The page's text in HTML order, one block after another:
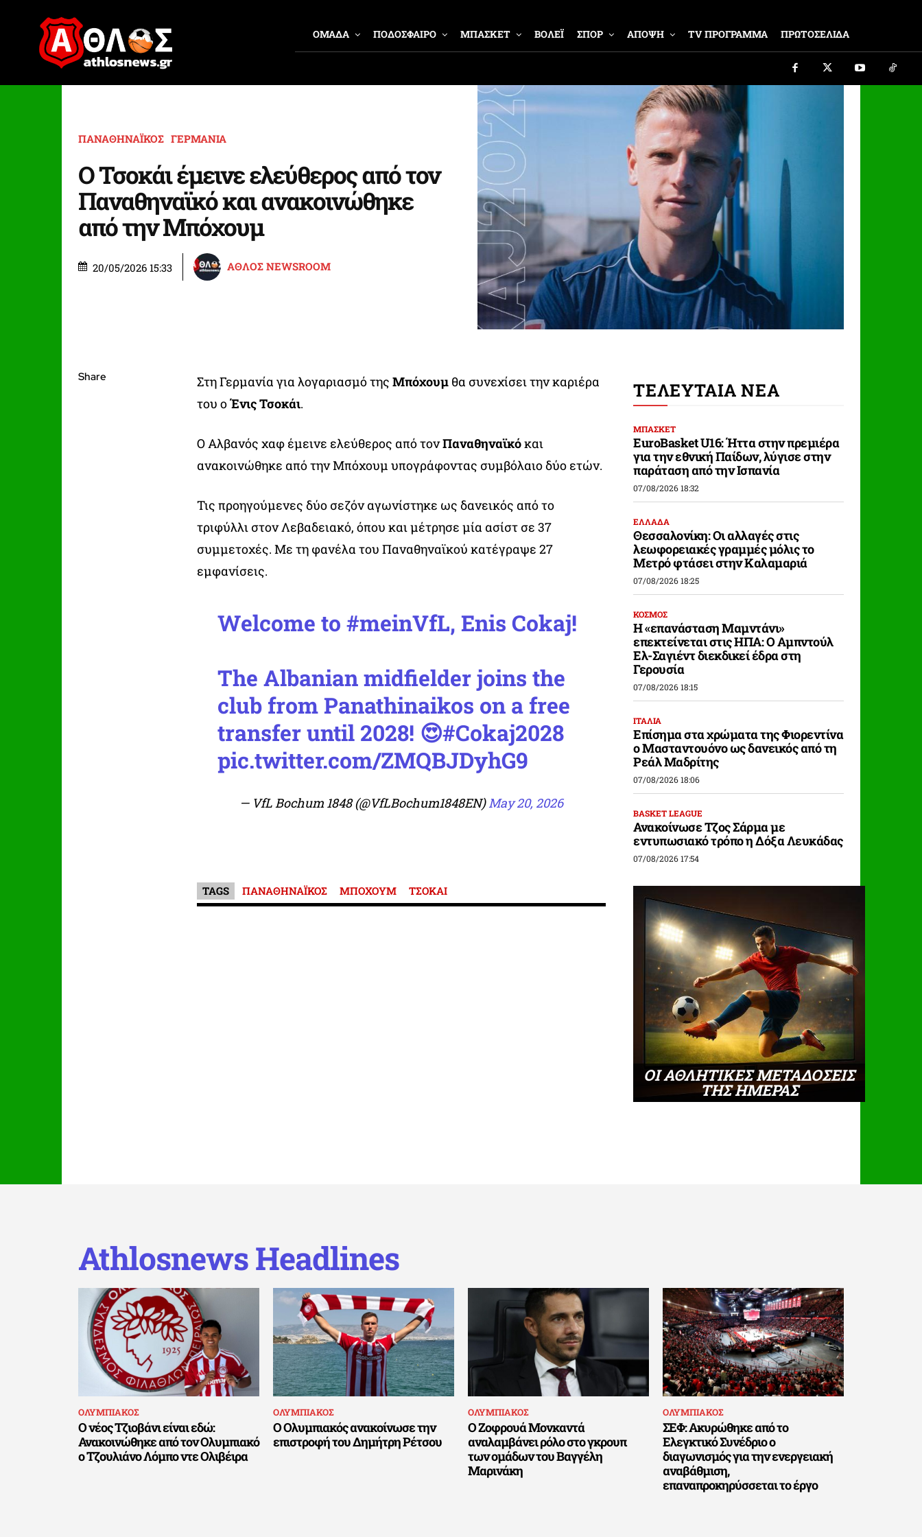
ΟΜΑΔΑ ΠΟΔΟΣΦΑΙΡΟ ΜΠΑΣΚΕΤ ΒΟΛΕΪ ΣΠΟΡ ΑΠΟΨΗ TV ΠΡΟΓΡΑΜΜΑ ΠΡΩΤΟΣΕΛΙΔΑ
ΠΑΝΑΘΗΝΑΪΚΟΣ ΓΕΡΜΑΝΙΑ
Ο Τσοκάι έμεινε ελεύθερος από τον
Παναθηναϊκό και ανακοινώθηκε
από την Μπόχουμ
20/05/2026 15:33 ΑΘΛΟΣ NEWSROOM
Share Στη Γερμανία για λογαριασμό τηςΜπόχουμ θα συνεχίσει την καριέρα
του οΈνις Τσοκάι.
Ο Αλβανός χαφ έμεινε ελεύθερος από τονΠαναθηναϊκόκαι
ανακοινώθηκε από την Μπόχουμ υπογράφοντας συμβόλαιο δύο ετών.
Τις προηγούμενες δύο σεζόν αγωνίστηκε ως δανεικός από το
τριφύλλι στον Λεβαδειακό, όπου και μέτρησε μία ασίστ σε 37
συμμετοχές. Με τη φανέλα του Παναθηναϊκού κατέγραψε 27
εμφανίσεις.
Welcome to#meinVfL, Enis Cokaj!
The Albanian midfielder joins the
club from Panathinaikos on a free
transfer until 2028! 😍#Cokaj2028
pic.twitter.com/ZMQBJDyhG9
— VfL Bochum 1848 (@VfLBochum1848EN)May 20, 2026
TAGS ΠΑΝΑΘΗΝΑΪΚΟΣ ΜΠΟΧΟΥΜ ΤΣΟΚΑΙ
ΤΕΛΕΥΤΑΙΑ ΝΕΑ
ΜΠΑΣΚΕΤ
EuroBasket U16: Ήττα στην πρεμιέρα
για την εθνική Παίδων, λύγισε στην
παράταση από την Ισπανία
07/08/2026 18:32
ΕΛΛΑΔΑ
Θεσσαλονίκη: Οι αλλαγές στις
λεωφορειακές γραμμές μόλις το
Μετρό φτάσει στην Καλαμαριά
07/08/2026 18:25
ΚΟΣΜΟΣ
Η «επανάσταση Μαμντάνι»
επεκτείνεται στις ΗΠΑ: Ο Αμπντούλ
Ελ-Σαγιέντ διεκδικεί έδρα στη
Γερουσία
07/08/2026 18:15
ΙΤΑΛΙΑ
Επίσημα στα χρώματα της Φιορεντίνα
ο Μασταντουόνο ως δανεικός από τη
Ρεάλ Μαδρίτης
07/08/2026 18:06
BASKET LEAGUE
Ανακοίνωσε Τζος Σάρμα με
εντυπωσιακό τρόπο η Δόξα Λευκάδας
07/08/2026 17:54
ΟΙ ΑΘΛΗΤΙΚΕΣ ΜΕΤΑΔΟΣΕΙΣ
ΤΗΣ ΗΜΕΡΑΣ
Athlosnews Headlines
ΟΛΥΜΠΙΑΚΟΣ
Ο νέος Τζιοβάνι είναι εδώ:
Ανακοινώθηκε από τον Ολυμπιακό
ο Τζουλιάνο Λόμπο ντε Ολιβέιρα
ΟΛΥΜΠΙΑΚΟΣ
Ο Ολυμπιακός ανακοίνωσε την
επιστροφή του Δημήτρη Ρέτσου
ΟΛΥΜΠΙΑΚΟΣ
Ο Ζοφρουά Μονκαντά
αναλαμβάνει ρόλο στο γκρουπ
των ομάδων του Βαγγέλη
Μαρινάκη
ΟΛΥΜΠΙΑΚΟΣ
ΣΕΦ: Ακυρώθηκε από το
Ελεγκτικό Συνέδριο ο
διαγωνισμός για την ενεργειακή
αναβάθμιση,
επαναπροκηρύσσεται το έργο